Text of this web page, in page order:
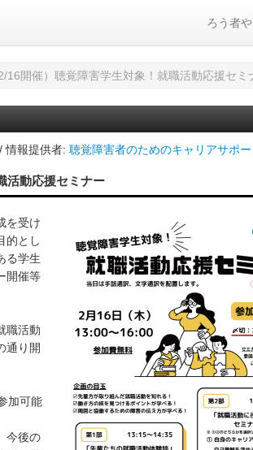
ろう者
16開催）聴覚障害学生対象！就職活動応援セミ
/ 情報提供者: 聴覚障害者のためのキャリアサポ
活動応援セミナー
を受け
的とし
る学生
開催等
職活動
通り開
加可能
今後の